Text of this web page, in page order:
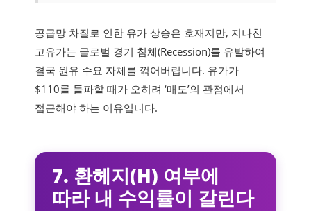
공급망 차질로 인한 유가 상승은 호재지만, 지나친
고유가는 글로벌 경기 침체(Recession)를 유발하여
결국 원유 수요 자체를 꺾어버립니다. 유가가
$110를 돌파할 때가 오히려 ‘매도’의 관점에서
접근해야 하는 이유입니다.
7. 환헤지(H) 여부에
따라 내 수익률이 갈린다